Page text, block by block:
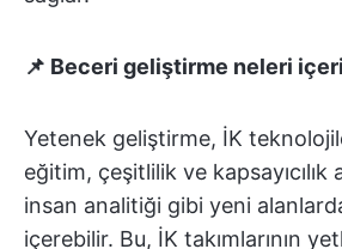
📌 Beceri geliştirme neleri
Yetenek geliştirme, İK
eğitim, çeşitlilik ve kapsayıcılık
insan analitiği gibi yeni
içerebilir. Bu, İK takımlarının